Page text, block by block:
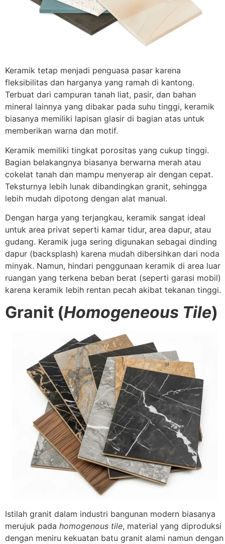
Keramik tetap menjadi penguasa pasar karena
fleksibilitas dan harganya yang ramah di kantong.
Terbuat dari campuran tanah liat, pasir, dan bahan
mineral lainnya yang dibakar pada suhu tinggi, keramik
biasanya memiliki lapisan glasir di bagian atas untuk
memberikan warna dan motif.
Keramik memiliki tingkat porositas yang cukup tinggi.
Bagian belakangnya biasanya berwarna merah atau
cokelat tanah dan mampu menyerap air dengan cepat.
Teksturnya lebih lunak dibandingkan granit, sehingga
lebih mudah dipotong dengan alat manual.
Dengan harga yang terjangkau, keramik sangat ideal
untuk area privat seperti kamar tidur, area dapur, atau
gudang. Keramik juga sering digunakan sebagai dinding
dapur (backsplash) karena mudah dibersihkan dari noda
minyak. Namun, hindari penggunaan keramik di area luar
ruangan yang terkena beban berat (seperti garasi mobil)
karena keramik lebih rentan pecah akibat tekanan tinggi.
Granit (Homogeneous Tile)
Istilah granit dalam industri bangunan modern biasanya
merujuk pada homogenous tile, material yang diproduksi
dengan meniru kekuatan batu granit alami namun dengan